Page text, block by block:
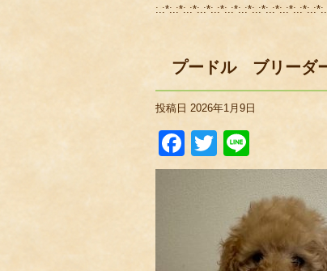
プードル ブリー
投稿日 2026年1月9日
Facebook
Twitter
Line